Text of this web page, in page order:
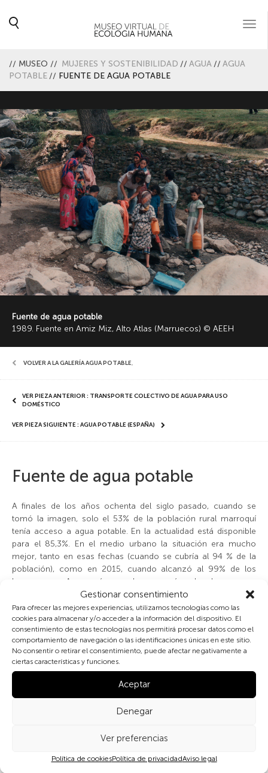
Gestionar consentimiento
Para ofrecer las mejores experiencias, utilizamos tecnologías como las
cookies para almacenar y/o acceder a la información del dispositivo. El
consentimiento de estas tecnologías nos permitirá procesar datos como el
comportamiento de navegación o las identificaciones únicas en este sitio.
No consentir o retirar el consentimiento, puede afectar negativamente a
ciertas características y funciones.
Aceptar
Denegar
Ver preferencias
Política de cookiesPolítica de privacidadAviso legal
// MUSEO // MUJERES Y SOSTENIBILIDAD // AGUA // AGUA
POTABLE // FUENTE DE AGUA POTABLE
Fuente de agua potable
1989. Fuente en Amiz Miz, Alto Atlas (Marruecos) © AEEH
VOLVER A LA GALERÍA AGUA POTABLE,
VER PIEZA ANTERIOR : TRANSPORTE COLECTIVO DE AGUA PARA USO
DOMÉSTICO
VER PIEZA SIGUIENTE : AGUA POTABLE (ESPAÑA)
Fuente de agua potable
A finales de los años ochenta del siglo pasado, cuando se
tomó la imagen, solo el 53% de la población rural marroquí
tenía acceso a agua potable. En la actualidad está disponible
para el 85,3%. En el medio urbano la situación era mucho
mejor, tanto en esas fechas (cuando se cubría al 94 % de la
población), como en 2015, cuando alcanzó al 99% de los
hogares. Aun así, en la mayoría de las zonas
rurales montañosas y aisladas, el agua no estaba distribuida
por los domicilios y mujeres y niñas tenían que ir a buscarla.
Las tradicionales vasijas de barro se sustituyen gradualmente
por recipientes de plástico, más ligeros, baratos, duraderos y
contaminantes.
Compartir